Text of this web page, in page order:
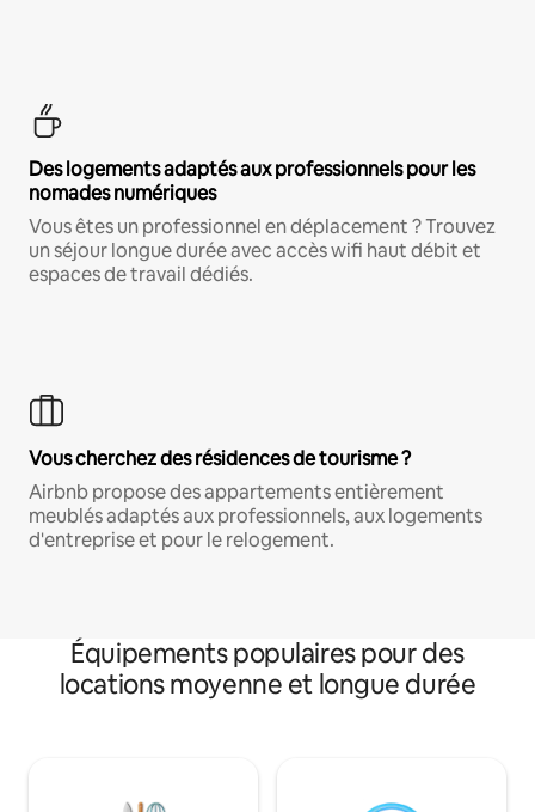
Des logements adaptés aux professionnels pour les
nomades numériques
Vous êtes un professionnel en déplacement ? Trouvez
un séjour longue durée avec accès wifi haut débit et
espaces de travail dédiés.
Vous cherchez des résidences de tourisme ?
Airbnb propose des appartements entièrement
meublés adaptés aux professionnels, aux logements
d'entreprise et pour le relogement.
Équipements populaires pour des
locations moyenne et longue durée